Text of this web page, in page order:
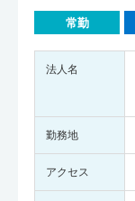
常勤
法人名
勤務地
アクセス